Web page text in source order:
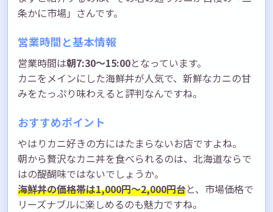
条かに市場」さんです。
営業時間と基本情報
営業時間は朝7:30〜15:00となっています。
カニをメインにした海鮮丼が人気で、新鮮なカニの甘
みをたっぷり味わえると評判なんですね。
おすすめポイント
やはりカニ好きの方にはたまらないお店ですよね。
朝から贅沢なカニ丼を食べられるのは、北海道ならで
はの醍醐味ではないでしょうか。
海鮮丼の価格帯は1,000円〜2,000円台と、市場価格で
リーズナブルに楽しめるのも魅力ですね。